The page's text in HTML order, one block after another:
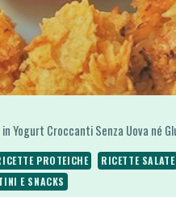
Yogurt Croccanti Senza Uova né
PROTEICHE RICETTE SALATE
E SNACKS